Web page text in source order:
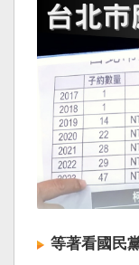
等著看國民